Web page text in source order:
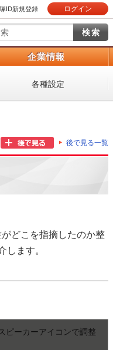
ID新規登録 ログイン
企業情報
各種設定
後で見る一覧
どこを指摘したのか整
します。
ピーカーアイコンで調整